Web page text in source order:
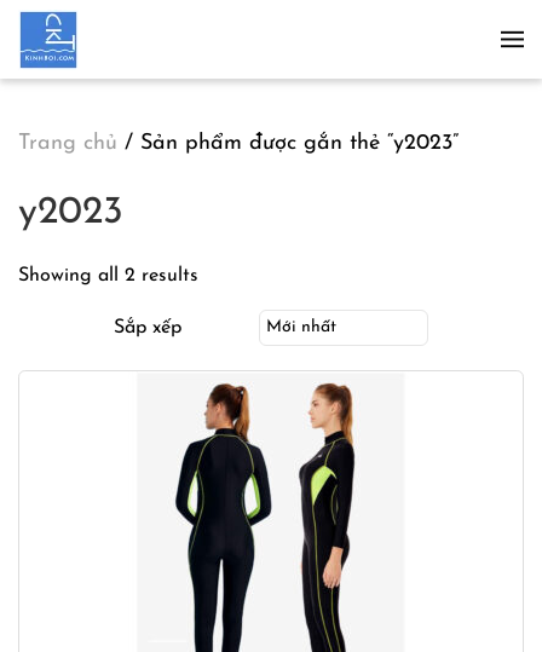
Skip to main content
Trang chủ / Sản phẩm được gắn thẻ “y2023”
y2023
Showing all 2 results
Sắp xếp